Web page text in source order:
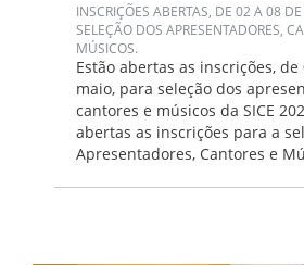
INSCRIÇÕES ABERTAS, DE 02 A 08
SELEÇÃO DOS APRESENTADORES,
MÚSICOS.
Estão abertas as inscrições, de
maio, para seleção dos
cantores e músicos da SICE
abertas as inscrições para a
Apresentadores, Cantores e